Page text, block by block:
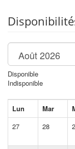
Disponible
Indisponible
Lun Mar
27
28